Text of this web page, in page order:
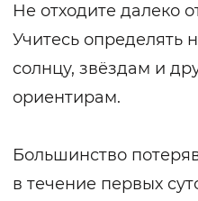
Не отходите далеко
Учитесь определять
солнцу, звёздам и
ориентирам.
Большинство
в течение первых